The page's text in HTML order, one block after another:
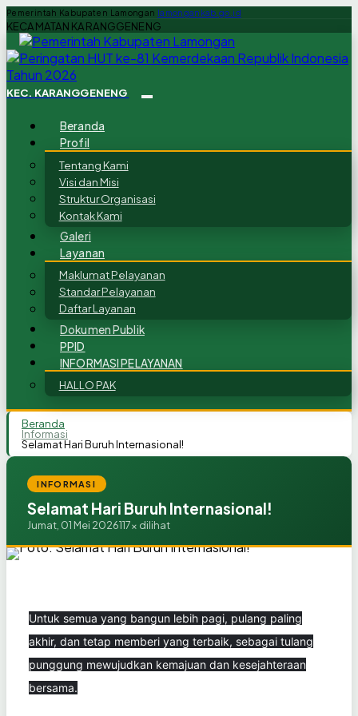
Pemerintah Kabupaten Lamongan lamongankab.go.id
KECAMATAN KARANGGENENG
KEC. KARANGGENENG
Beranda
Profil
Tentang Kami
Visi dan Misi
Struktur Organisasi
Kontak Kami
Galeri
Layanan
Maklumat Pelayanan
Standar Pelayanan
Daftar Layanan
Dokumen Publik
PPID
INFORMASI PELAYANAN
HALLO PAK
Beranda
Informasi
Selamat Hari Buruh Internasional!
INFORMASI
Selamat Hari Buruh Internasional!
Jumat, 01 Mei 2026117x dilihat
Untuk semua yang bangun lebih pagi, pulang paling
akhir, dan tetap memberi yang terbaik, sebagai tulang
punggung mewujudkan kemajuan dan kesejahteraan
bersama.